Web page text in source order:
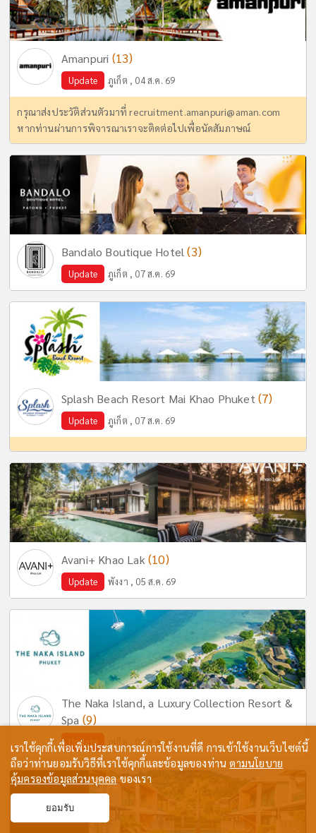
Amanpuri (13)
Update ภูเก็ต , 04 ส.ค. 69
กรุณาส่งประวัติส่วนตัวมาที่recruitment.amanpuri@aman.com
หากท่านผ่านการพิจารณาเราจะติดต่อไปเพื่อนัดสัมภาษณ์
Bandalo Boutique Hotel(3)
Update ภูเก็ต , 07 ส.ค. 69
Splash Beach Resort Mai Khao Phuket (7)
Update ภูเก็ต , 07 ส.ค. 69
Avani+ Khao Lak (10)
Update พังงา , 05 ส.ค. 69
The Naka Island, a Luxury Collection Resort &
Spa (9)
Update ภูเก็ต , 07 ส.ค. 69
เราใช้คุกกี้เพื่อเพิ่มประสบการณ์การใช้งานที่ดี การเข้าใช้งานเว็บไซต์นี้
ถือว่าท่านยอมรับวิธีที่เราใช้คุกกี้และข้อมูลของท่านตามนโยบาย
คุ้มครองข้อมูลส่วนบุคคล ของเรา
ยอมรับ